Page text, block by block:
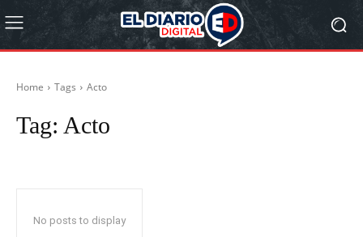
Home Tags Acto
Tag: Acto
No posts to display